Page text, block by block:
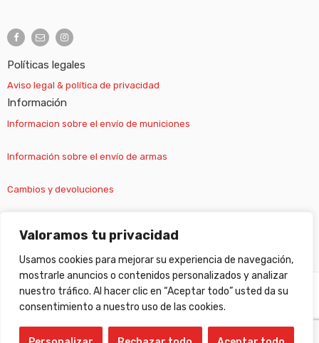
Valoramos tu privacidad
Usamos cookies para mejorar su experiencia de navegación,
mostrarle anuncios o contenidos personalizados y analizar
nuestro tráfico. Al hacer clic en “Aceptar todo” usted da su
consentimiento a nuestro uso de las cookies.
Políticas legales
Aviso legal & política de privacidad
Información
Informacion sobre el envío de municiones
Información sobre el envío de armas
Cambios y devoluciones
Suscripción newsletter
© Gabilondo sport - All Right reserved!